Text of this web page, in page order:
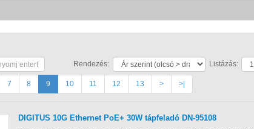
Rendezés: Listázás:
7 8 9 10 11 12 13 > >|
DIGITUS 10G Ethernet PoE+ 30W tápfeladó DN-95108